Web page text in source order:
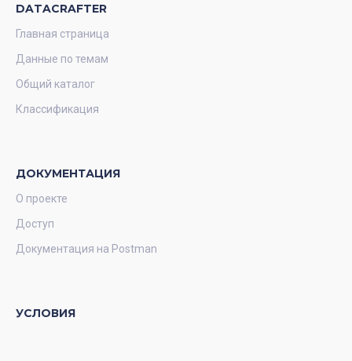
DATACRAFTER
Главная страница
Данные по темам
Общий каталог
Классификация
ДОКУМЕНТАЦИЯ
О проекте
Доступ
Документация на Postman
УСЛОВИЯ